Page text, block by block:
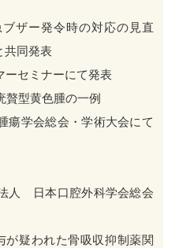
ザー発令時の対応の見直
同発表
ミナーにて発表
型黄色腫の一例
会総会・学術大会にて
の3例
本口腔外科学会総会
疑われた骨吸収抑制薬関